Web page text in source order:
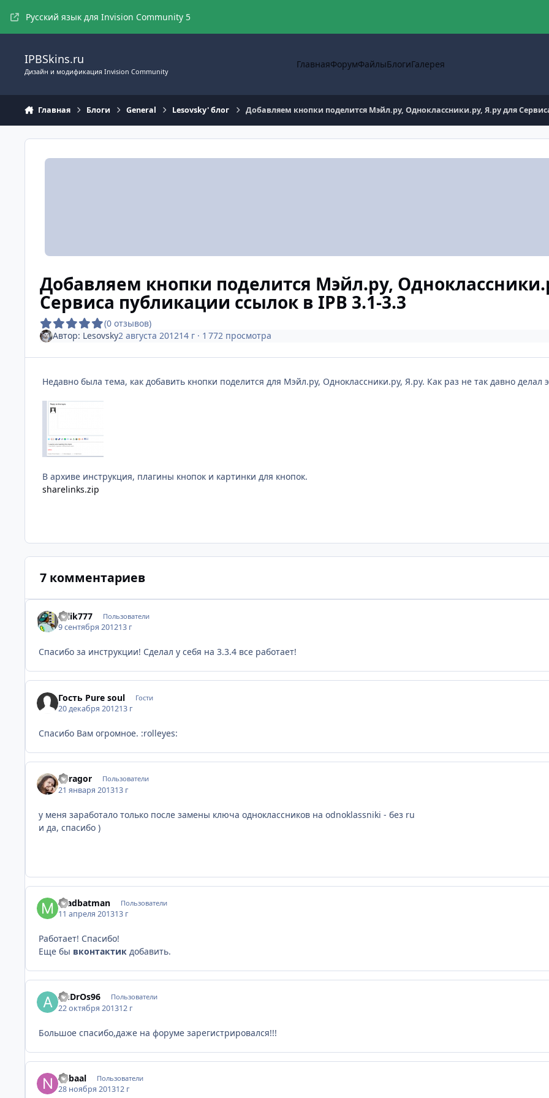
Русский язык для Invision Community 5
IPBSkins.ru
Дизайн и модификация Invision Community
ГлавнаяФорумФайлыБлогиГалерея
Главная Блоги General Lesovsky' блог Добавляем кнопки поделится Мэйл.ру, Одноклассники.ру, Я.ру для
Добавляем кнопки поделится Мэйл.ру,
Сервиса публикации ссылок в IPB 3.1-3.3
(0 отзывов)
Автор: Lesovsky2 августа 201214 г· 1 772 просмотра
Недавно была тема, как добавить кнопки поделится для Мэйл.ру, Одноклассники.ру, Я.ру. Как раз не так давно делал
В архиве инструкция, плагины кнопок и картинки для кнопок.
sharelinks.zip
7 комментариев
tolik777 Пользователи
9 сентября 201213 г
Спасибо за инструкции! Сделал у себя на 3.3.4 все работает!
Гость Pure soul Гости
20 декабря 201213 г
Спасибо Вам огромное. :rolleyes:
Karagor Пользователи
21 января 201313 г
у меня заработало только после замены ключа одноклассников на odnoklassniki - без ru
и да, спасибо )
madbatman Пользователи
11 апреля 201313 г
Работает! Спасибо!
Еще бы вконтактик добавить.
AnDrOs96 Пользователи
22 октября 201312 г
Большое спасибо,даже на форуме зарегистрировался!!!
nabaal Пользователи
28 ноября 201312 г